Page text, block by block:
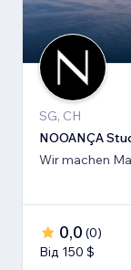
SG, CH
NOOANÇA
Wir machen
0,0 (0)
Від 150 $